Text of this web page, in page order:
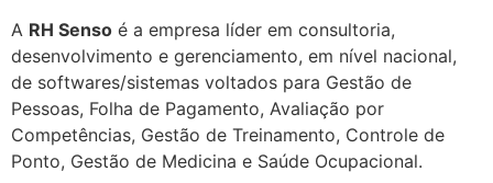
A RH Senso é a empresa líder em consultoria,
desenvolvimento e gerenciamento, em nível nacional,
de softwares/sistemas voltados para Gestão de
Pessoas, Folha de Pagamento, Avaliação por
Competências, Gestão de Treinamento, Controle de
Ponto, Gestão de Medicina e Saúde Ocupacional.